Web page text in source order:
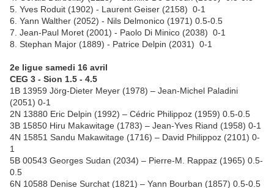
5. Yves Roduit (1902) - Laurent Geiser (2158) 0-1
6. Yann Walther (2052) - Nils Delmonico (1971) 0.5-0.5
7. Jean-Paul Moret (2001) - Paolo Di Minico (2038) 0-1
8. Stephan Major (1889) - Patrice Delpin (2031) 0-1
2e ligue samedi 16 avril
CEG 3 - Sion 1.5 - 4.5
1B 13959 Jörg-Dieter Meyer (1978) – Jean-Michel Paladini
(2051) 0-1
2N 13880 Eric Delpin (1992) – Cédric Philippoz (1959) 0.5-0.5
3B 15850 Hiru Makawitage (1783) – Jean-Yves Riand (1958) 0-1
4N 15851 Sandu Makawitage (1716) – David Philippoz (2101) 0-
1
5B 00543 Georges Sudan (2034) – Pierre-M. Rappaz (1965) 0.5-
0.5
6N 10588 Denise Surchat (1821) – Yann Bourban (1857) 0.5-0.5